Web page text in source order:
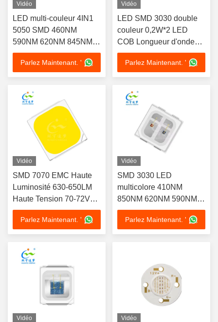
Vidéo
LED multi-couleur 4IN1
5050 SMD 460NM
590NM 620NM 845NM
pour appareil de beauté
Parlez Maintenant. '
Vidéo
LED SMD 3030 double
couleur 0,2W*2 LED
COB Longueur d'onde
660-655/845-855nm
Lumen 1-2LM Pour
thérapie de beauté
Parlez Maintenant. '
Vidéo
SMD 7070 EMC Haute
Luminosité 630-650LM
Haute Tension 70-72V
LED CHIP
Parlez Maintenant. '
Vidéo
SMD 3030 LED
multicolore 410NM
850NM 620NM 590NM
2IN1 pour masque de
beauté
Parlez Maintenant. '
Vidéo Vidéo